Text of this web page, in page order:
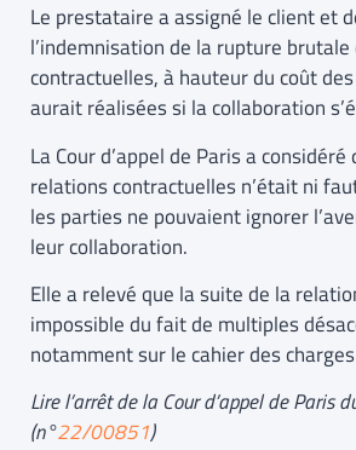
Le prestataire a assigné le client et
l’indemnisation de la rupture
contractuelles, à hauteur du coût
aurait réalisées si la collaboration
La Cour d’appel de Paris a
relations contractuelles n’était ni
les parties ne pouvaient ignorer
leur collaboration.
Elle a relevé que la suite de la
impossible du fait de multiples
notamment sur le cahier des
Lire l’arrêt de la Cour d’appel de Paris
(n°22/00851)